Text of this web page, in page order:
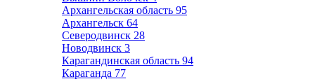
Архангельская область 95
Архангельск 64
Северодвинск 28
Новодвинск 3
Карагандинская область 94
Караганда 77